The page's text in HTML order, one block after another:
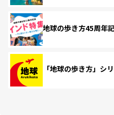
地球の歩き方45周年
「地球の歩き方」シ